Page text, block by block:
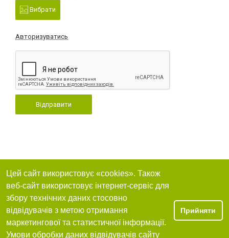
Вибрати
Авторизуватись
Відправити
Цей сайт використовує «cookies». Також
веб-сайт використовує інтернет-сервіс для
збору технічних даних стосовно
відвідувачів з метою отримання
маркетингової та статистичної інформації.
Умови обробки даних відвідувачів сайту
Прийняти